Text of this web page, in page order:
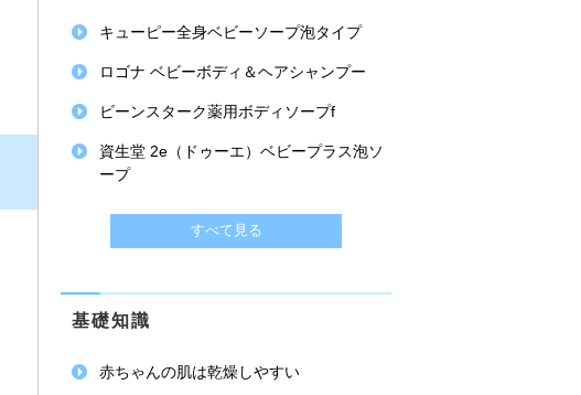
キューピー全身ベビーソープ泡タイプ
ロゴナ ベビーボディ＆ヘアシャンプー
ビーンスターク薬用ボディソープf
資生堂 2e（ドゥーエ）ベビープラス泡ソ
ープ
すべて見る
基礎知識
赤ちゃんの肌は乾燥しやすい